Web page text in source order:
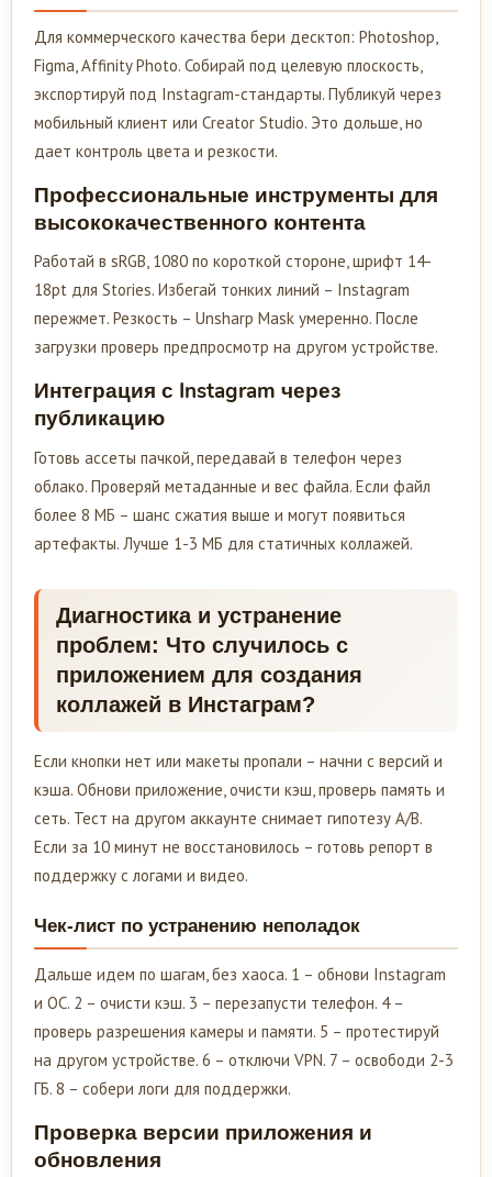
Для коммерческого качества бери десктоп: Photoshop,
Figma, Affinity Photo. Собирай под целевую плоскость,
экспортируй под Instagram-стандарты. Публикуй через
мобильный клиент или Creator Studio. Это дольше, но
дает контроль цвета и резкости.
Профессиональные инструменты для
высококачественного контента
Работай в sRGB, 1080 по короткой стороне, шрифт 14-
18pt для Stories. Избегай тонких линий – Instagram
пережмет. Резкость – Unsharp Mask умеренно. После
загрузки проверь предпросмотр на другом устройстве.
Интеграция с Instagram через
публикацию
Готовь ассеты пачкой, передавай в телефон через
облако. Проверяй метаданные и вес файла. Если файл
более 8 МБ – шанс сжатия выше и могут появиться
артефакты. Лучше 1-3 МБ для статичных коллажей.
Диагностика и устранение
проблем: Что случилось с
приложением для создания
коллажей в Инстаграм?
Если кнопки нет или макеты пропали – начни с версий и
кэша. Обнови приложение, очисти кэш, проверь память и
сеть. Тест на другом аккаунте снимает гипотезу A/B.
Если за 10 минут не восстановилось – готовь репорт в
поддержку с логами и видео.
Чек-лист по устранению неполадок
Дальше идем по шагам, без хаоса. 1 – обнови Instagram
и ОС. 2 – очисти кэш. 3 – перезапусти телефон. 4 –
проверь разрешения камеры и памяти. 5 – протестируй
на другом устройстве. 6 – отключи VPN. 7 – освободи 2-3
ГБ. 8 – собери логи для поддержки.
Проверка версии приложения и
обновления